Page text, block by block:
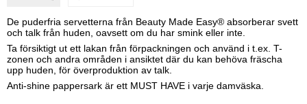
De puderfria servetterna från Beauty Made Easy® absorberar svett
och talk från huden, oavsett om du har smink eller inte.
Ta försiktigt ut ett lakan från förpackningen och använd i t.ex. T-
zonen och andra områden i ansiktet där du kan behöva fräscha
upp huden, för överproduktion av talk.
Anti-shine pappersark är ett MUST HAVE i varje damväska.